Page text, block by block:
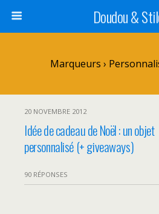
Doudou &
Marqueurs ›
20 NOVEMBRE 2012
Idée de cadeau de Noël : un objet
personnalisé (+ giveaways)
90 RÉPONSES